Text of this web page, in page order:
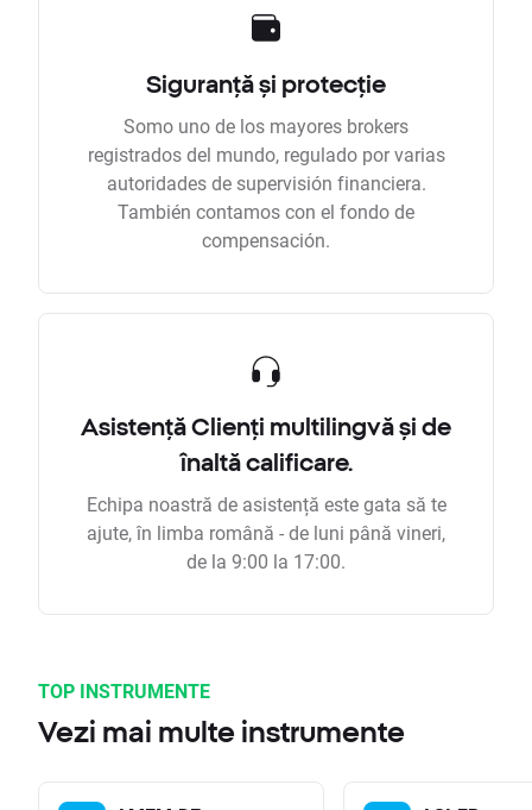
Siguranță și protecție
Somo uno de los mayores brokers
registrados del mundo, regulado por varias
autoridades de supervisión financiera.
También contamos con el fondo de
compensación.
Asistență Clienți multilingvă și de
înaltă calificare.
Echipa noastră de asistență este gata să te
ajute, în limba română - de luni până vineri,
de la 9:00 la 17:00.
TOP INSTRUMENTE
Vezi mai multe instrumente